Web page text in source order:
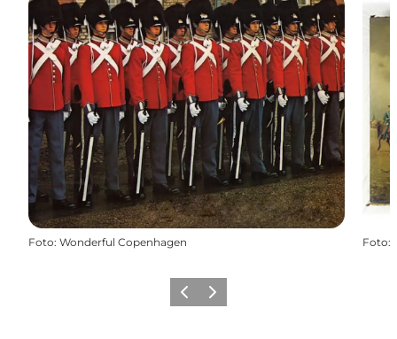
Foto: Wonderful Copenhagen Foto:
ForrigeNæste